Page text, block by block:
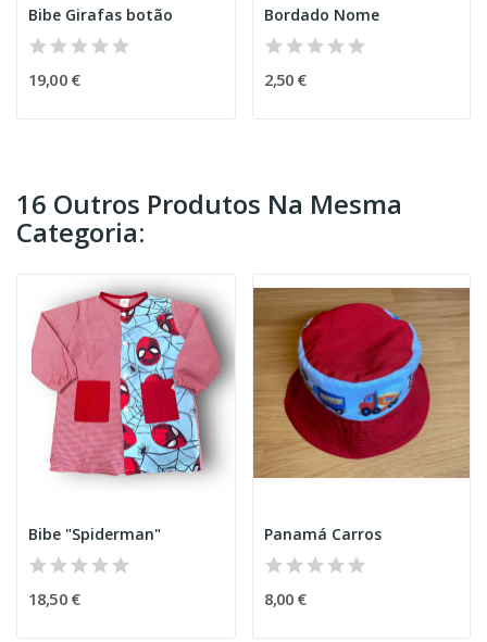
Bibe Girafas botão
19,00 €
Bordado Nome
2,50 €
16 Outros Produtos Na Mesma
Categoria:
Bibe "Spiderman"
18,50 €
Panamá Carros
8,00 €